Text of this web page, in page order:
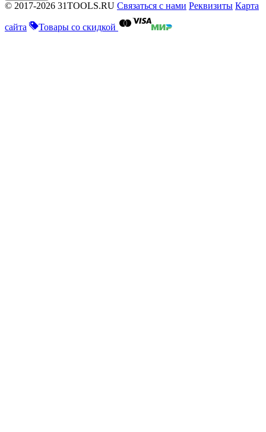
© 2017-2026 31TOOLS.RU Связаться с нами Реквизиты Карта
сайта Товары со скидкой